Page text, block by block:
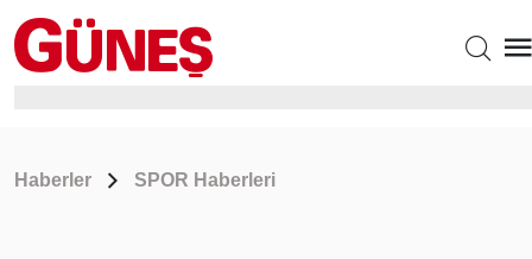
Haberler SPOR Haberleri